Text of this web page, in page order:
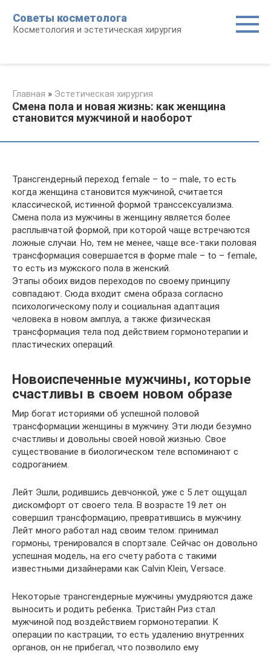
контенту
Советы косметолога
Косметология и эстетическая хирургия
Главная » Эстетическая хирургия
Смена пола и новая жизнь: как женщина
становится мужчиной и наоборот
Трансгендерный переход female – to – male, то есть
когда женщина становится мужчиной, считается
классической, истинной формой транссексуализма.
Смена пола из мужчины в женщину является более
расплывчатой формой, при которой чаще встречаются
ложные случаи. Но, тем не менее, чаще все-таки половая
трансформация совершается в форме male – to – female,
то есть из мужского пола в женский.
Этапы обоих видов переходов по своему принципу
совпадают. Сюда входит смена образа согласно
психологическому полу и социальная адаптация
человека в новом амплуа, а также физическая
трансформация тела под действием гормонотерапии и
пластических операций.
Новоиспеченные мужчины, которые
счастливы в своем новом образе
Мир богат историями об успешной половой
трансформации женщины в мужчину. Эти люди безумно
счастливы и довольны своей новой жизнью. Свое
существование в биологическом теле вспоминают с
содроганием.
Лейт Эшли, родившись девчонкой, уже с 5 лет ощущал
дискомфорт от своего тела. В возрасте 19 лет он
совершил трансформацию, превратившись в мужчину.
Лейт много работал над своим телом: принимал
гормоны, тренировался в спортзале. Сейчас он довольно
успешная модель, на его счету работа с такими
известными дизайнерами как Calvin Klein, Versace.
Некоторые трансгендерные мужчины умудряются даже
выносить и родить ребенка. Тристайн Риз стал
мужчиной под воздействием гормонотерапии. К
операции по кастрации, то есть удалению внутренних
органов, он не прибегал, что позволило ему